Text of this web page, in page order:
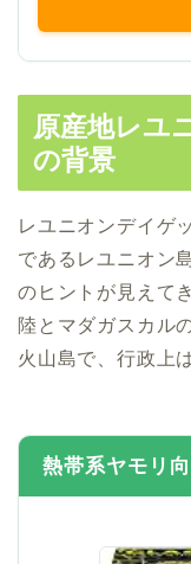
原産地レユ
の背景
レユニオンデイゲ
であるレユニオン
のヒントが見えて
陸とマダガスカル
火山島で、行政上
熱帯系ヤモリ